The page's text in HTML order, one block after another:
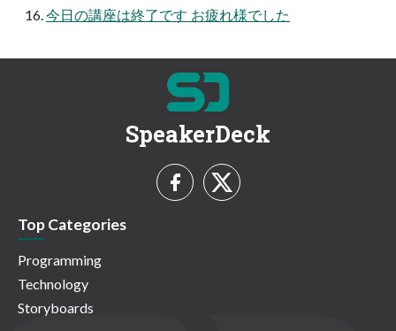
今日の講座は終了です お疲れ様でした
SpeakerDeck
Top Categories
Programming
Technology
Storyboards